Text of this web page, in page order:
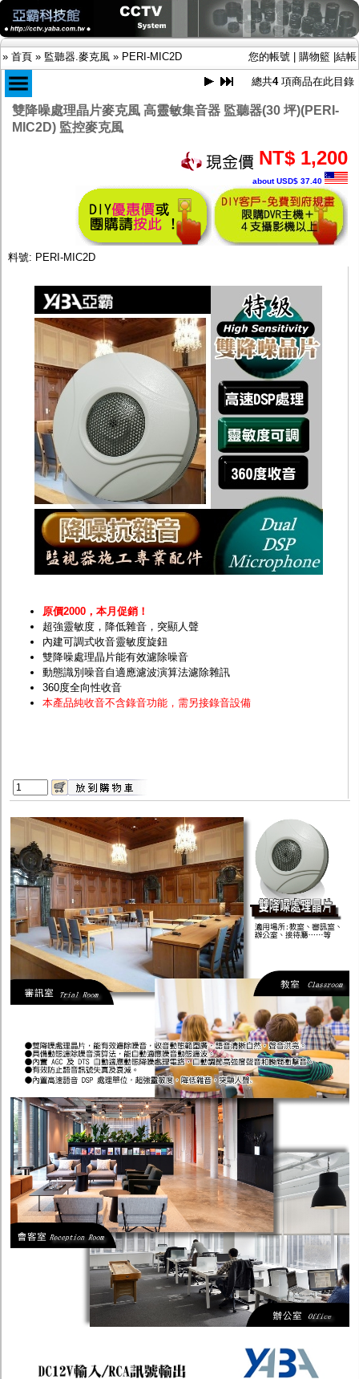
» 首頁 » 監聽器.麥克風 » PERI-MIC2D 您的帳號 購物籃 結帳
商品目錄
AHD半球型(適用屋內)
AHD中小型紅外線攝影機(適用騎樓、室內外)
AHD防護罩型攝影機(適用屋外，紅外線照射
AHD特殊功能型攝影機
傳統高解析攝影機
鏡頭
投光設備
防護罩及支架
多路攝影機單軸傳輸
監聽器.麥克風
網路設備
視訊轉換設備
雙絞線傳輸器
雜訊改善器
分配放大器
網路線用水晶頭
網路線
懶人線.同軸線.花線
線頭.插座.延長線.HDMI線
集線盒.防水盒.配線盒
變壓器.避雷器
轉接頭
偽裝嚇阻假監視器. 警示防盜貼紙
客訂商品
總共4項商品在此目錄
雙降噪處理晶片麥克風 高靈敏集音器 監聽器(30 坪)(PERI-
MIC2D) 監控麥克風
NT$ 1,200
about USD$ 37.40
料號: PERI-MIC2D
原價2000，本月促銷！
超強靈敏度，降低雜音，突顯人聲
內建可調式收音靈敏度旋鈕
雙降噪處理晶片能有效濾除噪音
動態識別噪音自適應濾波演算法濾除雜訊
360度全向性收音
本產品純收音不含錄音功能，需另接錄音設備